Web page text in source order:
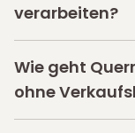
verarbeiten?
Wie geht
ohne